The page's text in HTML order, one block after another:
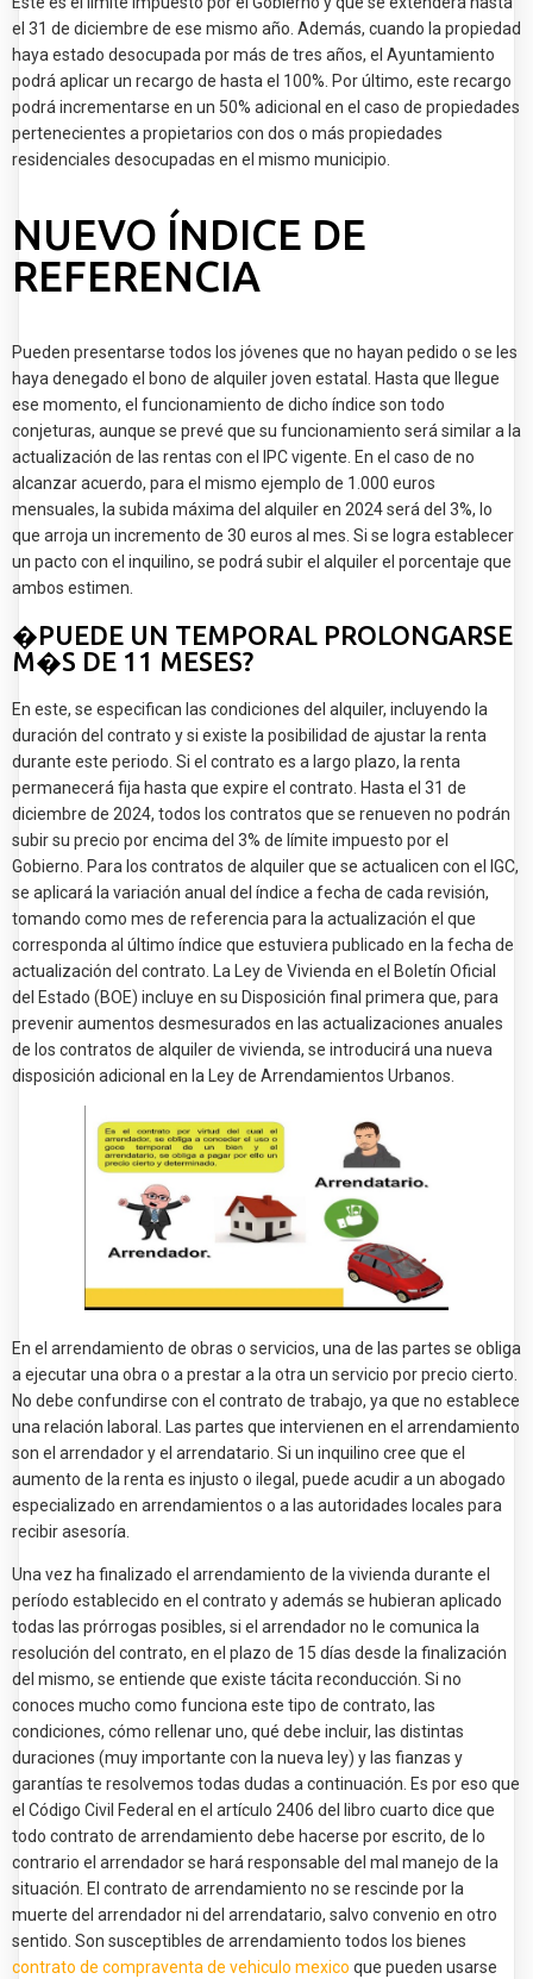
el 31 de diciembre de ese mismo año. Además, cuando la propiedad
haya estado desocupada por más de tres años, el Ayuntamiento
podrá aplicar un recargo de hasta el 100%. Por último, este recargo
podrá incrementarse en un 50% adicional en el caso de propiedades
pertenecientes a propietarios con dos o más propiedades
residenciales desocupadas en el mismo municipio.
NUEVO ÍNDICE DE
REFERENCIA
Pueden presentarse todos los jóvenes que no hayan pedido o se les
haya denegado el bono de alquiler joven estatal. Hasta que llegue
ese momento, el funcionamiento de dicho índice son todo
conjeturas, aunque se prevé que su funcionamiento será similar a la
actualización de las rentas con el IPC vigente. En el caso de no
alcanzar acuerdo, para el mismo ejemplo de 1.000 euros
mensuales, la subida máxima del alquiler en 2024 será del 3%, lo
que arroja un incremento de 30 euros al mes. Si se logra establecer
un pacto con el inquilino, se podrá subir el alquiler el porcentaje que
ambos estimen.
�PUEDE UN TEMPORAL PROLONGARSE
M�S DE 11 MESES?
En este, se especifican las condiciones del alquiler, incluyendo la
duración del contrato y si existe la posibilidad de ajustar la renta
durante este periodo. Si el contrato es a largo plazo, la renta
permanecerá fija hasta que expire el contrato. Hasta el 31 de
diciembre de 2024, todos los contratos que se renueven no podrán
subir su precio por encima del 3% de límite impuesto por el
Gobierno. Para los contratos de alquiler que se actualicen con el IGC,
se aplicará la variación anual del índice a fecha de cada revisión,
tomando como mes de referencia para la actualización el que
corresponda al último índice que estuviera publicado en la fecha de
actualización del contrato. La Ley de Vivienda en el Boletín Oficial
del Estado (BOE) incluye en su Disposición final primera que, para
prevenir aumentos desmesurados en las actualizaciones anuales
de los contratos de alquiler de vivienda, se introducirá una nueva
disposición adicional en la Ley de Arrendamientos Urbanos.
En el arrendamiento de obras o servicios, una de las partes se obliga
a ejecutar una obra o a prestar a la otra un servicio por precio cierto.
No debe confundirse con el contrato de trabajo, ya que no establece
una relación laboral. Las partes que intervienen en el arrendamiento
son el arrendador y el arrendatario. Si un inquilino cree que el
aumento de la renta es injusto o ilegal, puede acudir a un abogado
especializado en arrendamientos o a las autoridades locales para
recibir asesoría.
Una vez ha finalizado el arrendamiento de la vivienda durante el
período establecido en el contrato y además se hubieran aplicado
todas las prórrogas posibles, si el arrendador no le comunica la
resolución del contrato, en el plazo de 15 días desde la finalización
del mismo, se entiende que existe tácita reconducción. Si no
conoces mucho como funciona este tipo de contrato, las
condiciones, cómo rellenar uno, qué debe incluir, las distintas
duraciones (muy importante con la nueva ley) y las fianzas y
garantías te resolvemos todas dudas a continuación. Es por eso que
el Código Civil Federal en el artículo 2406 del libro cuarto dice que
todo contrato de arrendamiento debe hacerse por escrito, de lo
contrario el arrendador se hará responsable del mal manejo de la
situación. El contrato de arrendamiento no se rescinde por la
muerte del arrendador ni del arrendatario, salvo convenio en otro
sentido. Son susceptibles de arrendamiento todos los bienes
contrato de compraventa de vehiculo mexico que pueden usarse